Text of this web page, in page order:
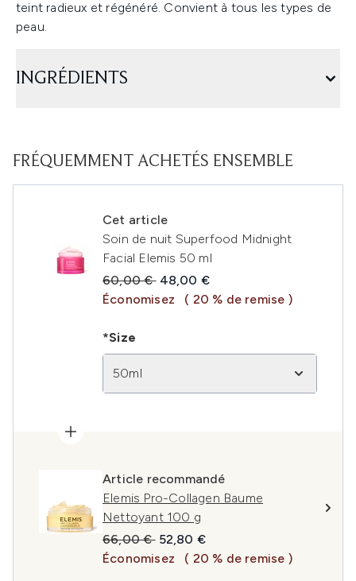
teint radieux et régénéré. Convient à tous les types de
peau.
INGRÉDIENTS
FRÉQUEMMENT ACHETÉS ENSEMBLE
Cet article
Soin de nuit Superfood Midnight
Facial Elemis 50 ml
Prix de vente :
60,00 € Prix ​​actuel :
48,00 €
Économisez
( 20 % de remise )
*Size
50ml
Article recommandé
Elemis Pro-Collagen Baume
Nettoyant 100 g
Prix de vente :
66,00 € Prix ​​actuel :
52,80 €
Économisez
( 20 % de remise )